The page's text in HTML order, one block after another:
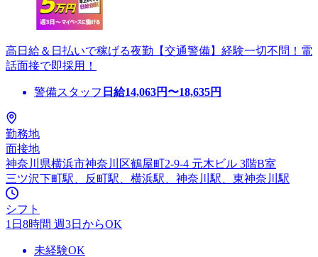
高日給＆日払いで稼げる夜勤【交通警備】経験一切不問！電
話面接で即採用！
警備スタッフ 日給14,063円〜18,635円
勤務地
面接地
神奈川県横浜市神奈川区鶴屋町2-9-4 元木ビル 3階B室
三ツ沢下町駅、反町駅、横浜駅、神奈川駅、東神奈川駅
シフト
1日8時間 週3日からOK
未経験OK